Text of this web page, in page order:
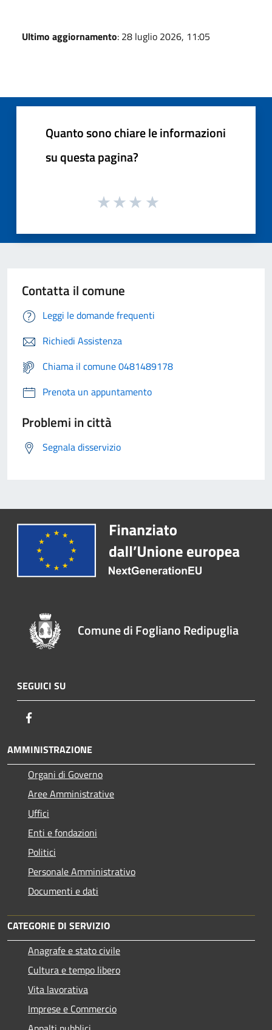
Ultimo aggiornamento: 28 luglio 2026, 11:05
Quanto sono chiare le informazioni
su questa pagina?
Contatta il comune
Leggi le domande frequenti
Richiedi Assistenza
Chiama il comune 0481489178
Prenota un appuntamento
Problemi in città
Segnala disservizio
Comune di Fogliano Redipuglia
SEGUICI SU
AMMINISTRAZIONE
Organi di Governo
Aree Amministrative
Uffici
Enti e fondazioni
Politici
Personale Amministrativo
Documenti e dati
CATEGORIE DI SERVIZIO
Anagrafe e stato civile
Cultura e tempo libero
Vita lavorativa
Imprese e Commercio